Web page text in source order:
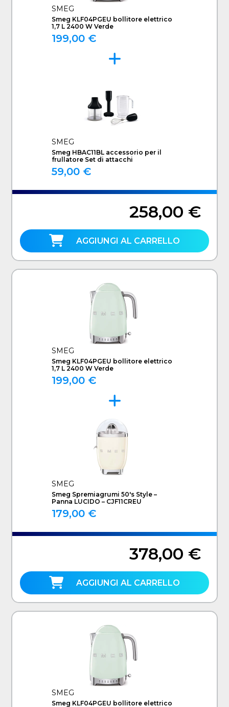
SMEG
Smeg KLF04PGEU bollitore elettrico
1,7 L 2400 W Verde
199,00 €
SMEG
Smeg HBAC11BL accessorio per il
frullatore Set di attacchi
59,00 €
258,00 €
AGGIUNGI AL CARRELLO
SMEG
Smeg KLF04PGEU bollitore elettrico
1,7 L 2400 W Verde
199,00 €
SMEG
Smeg Spremiagrumi 50's Style –
Panna LUCIDO – CJF11CREU
179,00 €
378,00 €
AGGIUNGI AL CARRELLO
SMEG
Smeg KLF04PGEU bollitore elettrico